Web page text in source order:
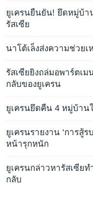
ยูเครนยืนยัน! ยึดหมู่บ้า
รัสเซีย
นาโต้เล็งส่งความช่วยเ
รัสเซียยิงถล่มอพาร์ตเ
กลับของยูเครน
ยูเครนยึดคืน 4 หมู่บ้าน
ยูเครนรายงาน ‘การสู้
หน้ารุกหนัก
ยูเครนกล่าวหารัสเซีย
กลับ